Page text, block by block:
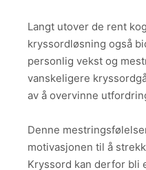
Langt utover de rent
kryssordløsning også
personlig vekst og
vanskeligere
av å overvinne
Denne
motivasjonen til å
Kryssord kan derfor bli